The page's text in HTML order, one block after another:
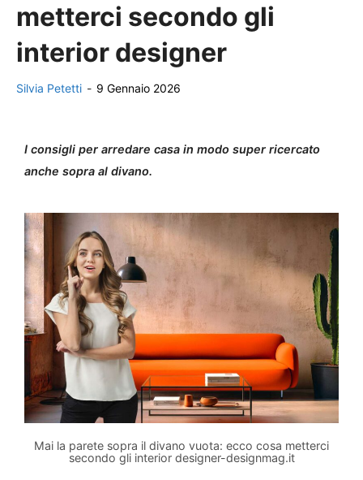
metterci secondo gli
interior designer
Silvia Petetti - 9 Gennaio 2026
I consigli per arredare casa in modo super ricercato
anche sopra al divano.
Mai la parete sopra il divano vuota: ecco cosa metterci
secondo gli interior designer-designmag.it